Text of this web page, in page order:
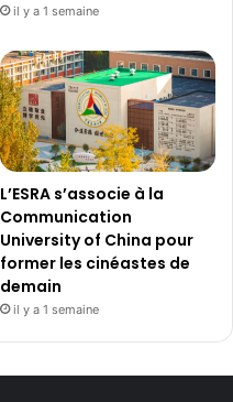
il y a 1 semaine
L’ESRA s’associe à la
Communication
University of China pour
former les cinéastes de
demain
il y a 1 semaine